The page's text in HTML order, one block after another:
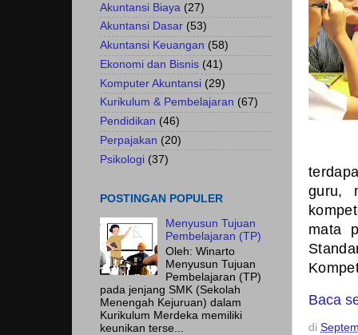
guru,
mata
Baca
di
Akuntansi Biaya (27)
Akuntansi Dasar (53)
Akuntansi Keuangan (58)
Ekonomi dan Bisnis (41)
Komputer Akuntansi (29)
Kurikulum & Pembelajaran (67)
Pendidikan (46)
Perpajakan (20)
Psikologi (37)
POSTINGAN POPULER
Menyusun Tujuan
Pembelajaran (TP)
Oleh: Winarto
Menyusun Tujuan
Pembelajaran (TP)
pada jenjang SMK (Sekolah
Menengah Kejuruan) dalam
Kurikulum Merdeka memiliki
keunikan terse...